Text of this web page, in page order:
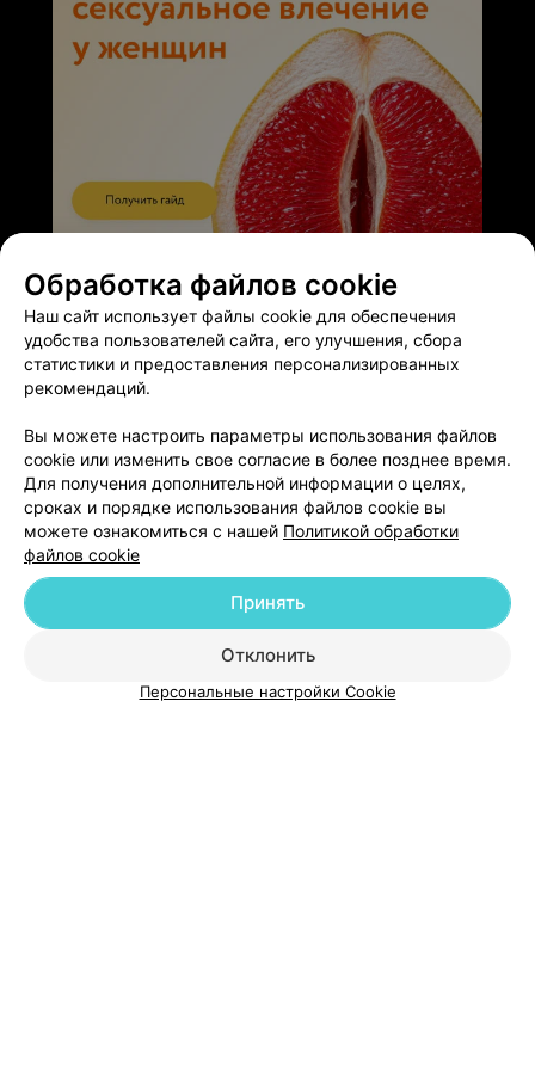
Добавить специалиста
Медицинский маркетинг
Публичный договор
Пользовательское соглашение
Способы оплаты
Обработка файлов cookie
Наш сайт использует файлы cookie для обеспечения
удобства пользователей сайта, его улучшения, сбора
статистики и предоставления персонализированных
рекомендаций.
Вы можете настроить параметры использования файлов
cookie или изменить свое согласие в более позднее время.
Для получения дополнительной информации о целях,
сроках и порядке использования файлов cookie вы
можете ознакомиться с нашей Политикой обработки
файлов cookie
Отклонить
Принять
Персональные настройки Cookie